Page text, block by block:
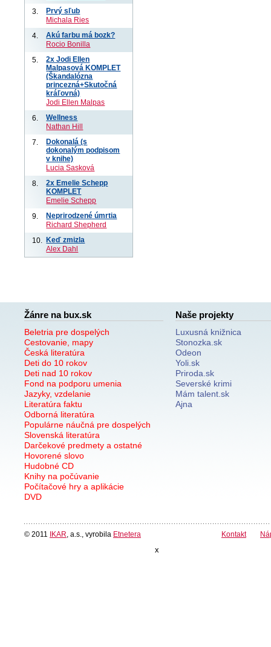
3.
Prvý sľub
Michala Ries
4.
Akú farbu má bozk?
Rocio Bonilla
5.
2x Jodi Ellen
Malpasová KOMPLET
(Škandalózna
princezná+Skutočná
kráľovná)
Jodi Ellen Malpas
6.
Wellness
Nathan Hill
7.
Dokonalá (s
dokonalým podpisom
v knihe)
Lucia Sasková
8.
2x Emelie Schepp
KOMPLET
Emelie Schepp
9.
Neprirodzené úmrtia
Richard Shepherd
10.
Keď zmizla
Alex Dahl
Žánre na bux.sk
Beletria pre dospelých
Cestovanie, mapy
Česká literatúra
Deti do 10 rokov
Deti nad 10 rokov
Fond na podporu umenia
Jazyky, vzdelanie
Literatúra faktu
Odborná literatúra
Populárne náučná pre dospelých
Slovenská literatúra
Darčekové predmety a ostatné
Hovorené slovo
Hudobné CD
Knihy na počúvanie
Počítačové hry a aplikácie
DVD
Naše projekty
Luxusná knižnica
Stonozka.sk
Odeon
Yoli.sk
Priroda.sk
Severské krimi
Mám talent.sk
Ajna
© 2011 IKAR , a.s., vyrobila Etnetera Kontakt
x